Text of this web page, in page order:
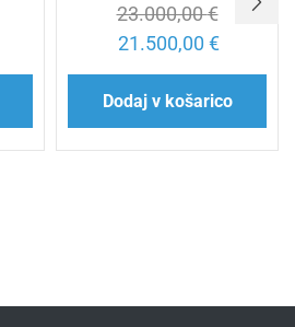
23.000,00€
21.500,00 €
Dodaj v košarico